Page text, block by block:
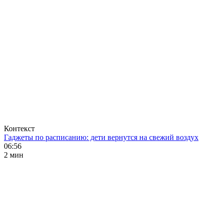
Контекст
Гаджеты по расписанию: дети вернутся на свежий воздух
06:56
2 мин